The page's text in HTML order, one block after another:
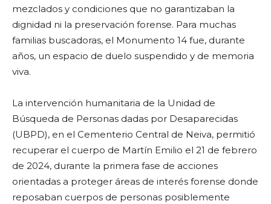
mezclados y condiciones que no garantizaban la
dignidad ni la preservación forense. Para muchas
familias buscadoras, el Monumento 14 fue, durante
años, un espacio de duelo suspendido y de memoria
viva.
La intervención humanitaria de la Unidad de
Búsqueda de Personas dadas por Desaparecidas
(UBPD), en el Cementerio Central de Neiva, permitió
recuperar el cuerpo de Martín Emilio el 21 de febrero
de 2024, durante la primera fase de acciones
orientadas a proteger áreas de interés forense donde
reposaban cuerpos de personas posiblemente